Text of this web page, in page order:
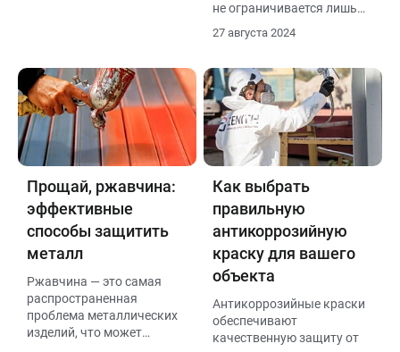
не ограничивается лишь
и соблюдением условий
27 августа 2024
Прощай, ржавчина:
эффективные
способы защитить
металл
Ржавчина — это самая
распространенная
проблема металлических
изделий, что может
Как выбрать
правильную
антикоррозийную
краску для вашего
объекта
Антикоррозийные краски
обеспечивают
качественную защиту от